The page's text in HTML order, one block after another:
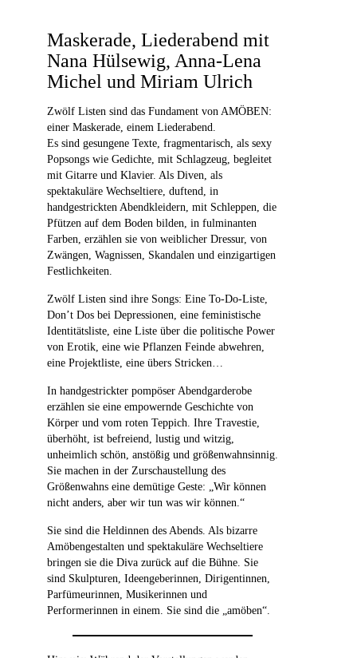
Maskerade, Liederabend mit
Nana Hülsewig, Anna-Lena
Michel und Miriam Ulrich
Zwölf Listen sind das Fundament von AMÖBEN:
einer Maskerade, einem Liederabend.
Es sind gesungene Texte, fragmentarisch, als sexy
Popsongs wie Gedichte, mit Schlagzeug, begleitet
mit Gitarre und Klavier. Als Diven, als
spektakuläre Wechseltiere, duftend, in
handgestrickten Abendkleidern, mit Schleppen, die
Pfützen auf dem Boden bilden, in fulminanten
Farben, erzählen sie von weiblicher Dressur, von
Zwängen, Wagnissen, Skandalen und einzigartigen
Festlichkeiten.
Zwölf Listen sind ihre Songs: Eine To-Do-Liste,
Don’t Dos bei Depressionen, eine feministische
Identitätsliste, eine Liste über die politische Power
von Erotik, eine wie Pflanzen Feinde abwehren,
eine Projektliste, eine übers Stricken…
In handgestrickter pompöser Abendgarderobe
erzählen sie eine empowernde Geschichte von
Körper und vom roten Teppich. Ihre Travestie,
überhöht, ist befreiend, lustig und witzig,
unheimlich schön, anstößig und größenwahnsinnig.
Sie machen in der Zurschaustellung des
Größenwahns eine demütige Geste: „Wir können
nicht anders, aber wir tun was wir können.“
Sie sind die Heldinnen des Abends. Als bizarre
Amöbengestalten und spektakuläre Wechseltiere
bringen sie die Diva zurück auf die Bühne. Sie
sind Skulpturen, Ideengeberinnen, Dirigentinnen,
Parfümeurinnen, Musikerinnen und
Performerinnen in einem. Sie sind die „amöben“.